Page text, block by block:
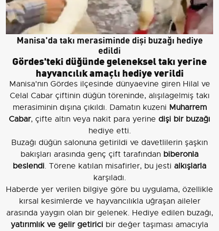
Manisa'da takı merasiminde dişi buzağı hediye
edildi
Gördes'teki düğünde geleneksel takı yerine
hayvancılık amaçlı hediye verildi
Manisa'nın Gördes ilçesinde dünyaevine giren Hilal ve
Celal Cabar çiftinin düğün töreninde, alışılagelmiş takı
merasiminin dışına çıkıldı. Damatın kuzeni Muharrem
Cabar, çifte altın veya nakit para yerine dişi bir buzağı
hediye etti.
Buzağı düğün salonuna getirildi ve davetlilerin şaşkın
bakışları arasında genç çift tarafından biberonla
beslendi. Törene katılan misafirler, bu jesti alkışlarla
karşıladı.
Haberde yer verilen bilgiye göre bu uygulama, özellikle
kırsal kesimlerde ve hayvancılıkla uğraşan aileler
arasında yaygın olan bir gelenek. Hediye edilen buzağı,
yatırımlık ve gelir getirici bir değer taşıması amacıyla